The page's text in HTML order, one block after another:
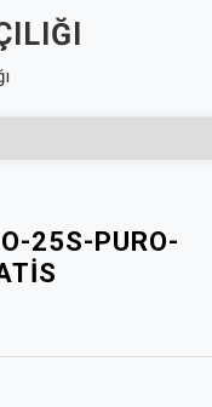
25S-PURO-